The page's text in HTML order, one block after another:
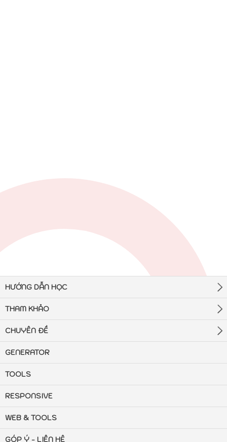
HƯỚNG DẪN HỌC
THAM KHẢO
CHUYÊN ĐỀ
GENERATOR
TOOLS
RESPONSIVE
WEB & TOOLS
GÓP Ý - LIÊN HỆ